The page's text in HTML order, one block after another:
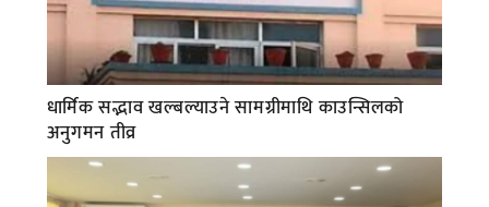
धार्मिक सद्भाव खल्बल्याउने सामग्रीमाथि काउन्सिलको
अनुगमन तीव्र